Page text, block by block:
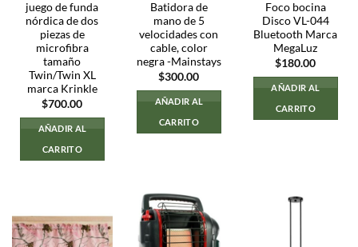
juego de funda
nórdica de dos
piezas de
microfibra
tamaño
Twin/Twin XL
marca Krinkle
$700.00
AÑADIR AL
CARRITO
Batidora de
mano de 5
velocidades con
cable, color
negra -Mainstays
$300.00
AÑADIR AL
CARRITO
Foco bocina
Disco VL-044
Bluetooth Marca
MegaLuz
$180.00
AÑADIR AL
CARRITO